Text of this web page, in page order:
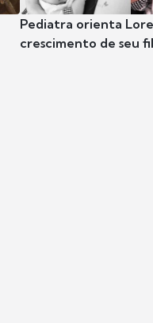
Pediatra orienta
crescimento de seu